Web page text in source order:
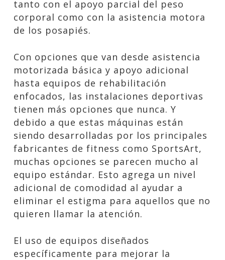
tanto con el apoyo parcial del peso
corporal como con la asistencia motora
de los posapiés.
Con opciones que van desde asistencia
motorizada básica y apoyo adicional
hasta equipos de rehabilitación
enfocados, las instalaciones deportivas
tienen más opciones que nunca. Y
debido a que estas máquinas están
siendo desarrolladas por los principales
fabricantes de fitness como SportsArt,
muchas opciones se parecen mucho al
equipo estándar. Esto agrega un nivel
adicional de comodidad al ayudar a
eliminar el estigma para aquellos que no
quieren llamar la atención.
El uso de equipos diseñados
específicamente para mejorar la